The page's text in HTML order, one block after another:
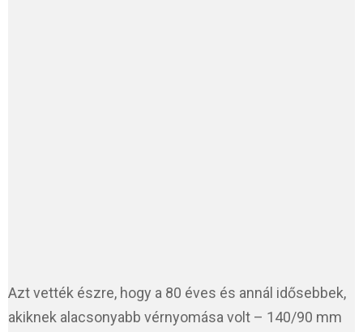
Azt vették észre, hogy a 80 éves és annál idősebbek,
akiknek alacsonyabb vérnyomása volt – 140/90 mm